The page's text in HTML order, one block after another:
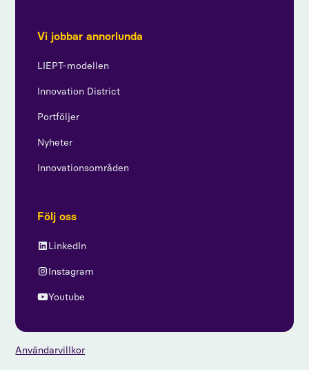
Vi jobbar annorlunda
LIEPT-modellen
Innovation District
Portföljer
Nyheter
Innovationsområden
Följ oss
LinkedIn
Instagram
Youtube
Användarvillkor